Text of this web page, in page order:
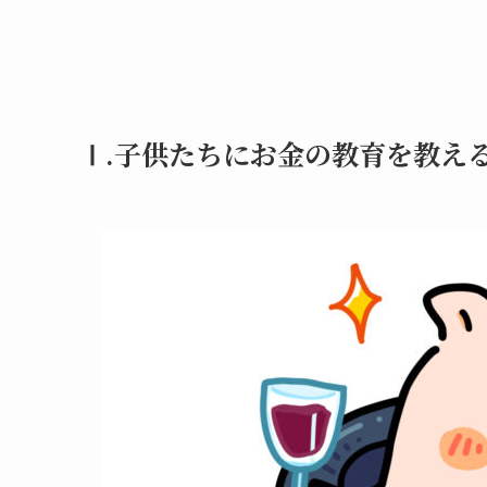
Ⅰ.子供たちにお金の教育を教え